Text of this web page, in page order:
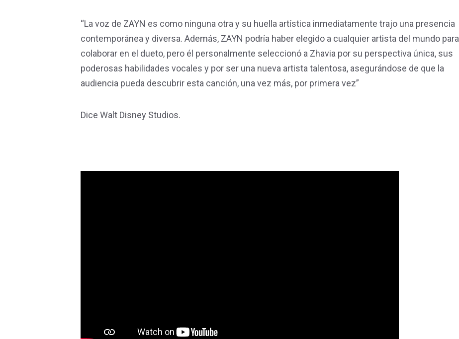
“La voz de ZAYN es como ninguna otra y su huella artística inmediatamente trajo una presencia
contemporánea y diversa. Además, ZAYN podría haber elegido a cualquier artista del mundo para
colaborar en el dueto, pero él personalmente seleccionó a Zhavia por su perspectiva única, sus
poderosas habilidades vocales y por ser una nueva artista talentosa, asegurándose de que la
audiencia pueda descubrir esta canción, una vez más, por primera vez”
Dice Walt Disney Studios.